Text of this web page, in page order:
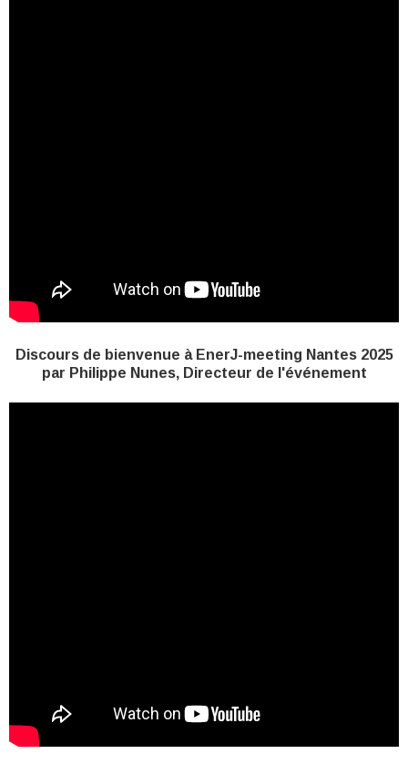
Discours de bienvenue à EnerJ-meeting Nantes 2025
par Philippe Nunes, Directeur de l'événement